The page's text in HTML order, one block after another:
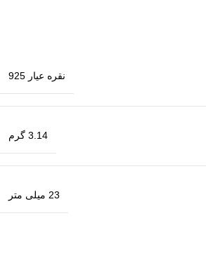
نقره عیار 925
3.14 گرم
23 میلی متر